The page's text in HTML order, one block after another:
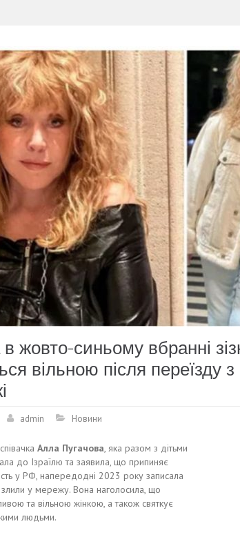
в жовто-синьому вбранні
вільною після переїзду
admin Новини
Алла Пугачова, яка разом з дітьми
до Ізраїлю та заявила, що припиняє
у РФ, напередодні 2023 року записала
у мережу. Вона наголосила, що
та вільною жінкою, а також святкує
людьми.